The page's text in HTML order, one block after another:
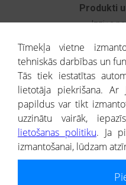
Produkti
Izziņa
Kredītizziņa par
® CREDITREFORM Latvija
SIA
Tīmekļa vietne
tehniskās darbības un
Tās tiek iestatītas
lietotāja piekrišana. Ar
papildus var tikt
uzzinātu vairāk,
lietošanas politiku. Ja
izmantošanai, lūdzam